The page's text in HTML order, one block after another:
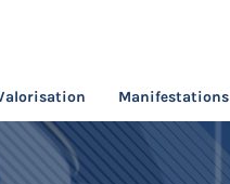
Manifestations